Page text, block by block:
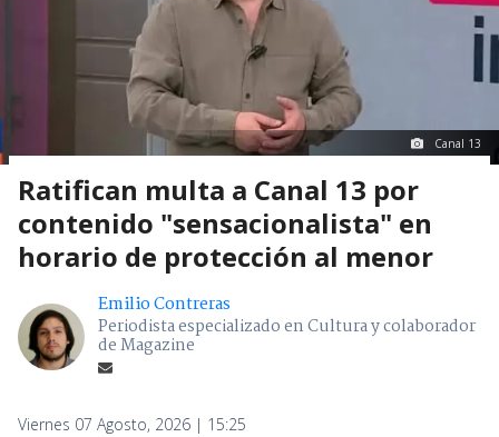
Canal 13
Ratifican multa a Canal 13 por
contenido "sensacionalista" en
horario de protección al menor
Emilio Contreras
Periodista especializado en Cultura y colaborador
de Magazine
Viernes 07 Agosto, 2026 | 15:25